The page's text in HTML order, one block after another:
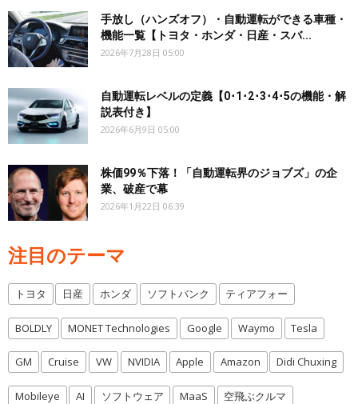
手放し（ハンズオフ）・自動運転ができる車種・
機能一覧【トヨタ・ホンダ・日産・スバ...
2026年7月28日 05:00
自動運転レベルの定義【0･1･2･3･4･5の機能・解
説表付き】
2026年6月9日 05:00
株価99％下落！「自動運転界のジョブズ」の企
業、破産で幕
2026年1月22日 06:39
注目のテーマ
トヨタ 日産 ホンダ ソフトバンク ティアフォー
BOLDLY MONET Technologies Google Waymo Tesla
GM Cruise VW NVIDIA Apple Amazon Didi Chuxing
Mobileye AI ソフトウェア MaaS 空飛ぶクルマ